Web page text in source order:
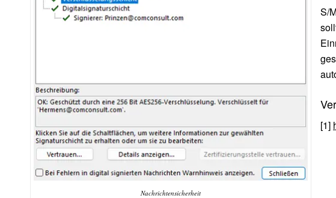
Nachrichtensicherheit
S/
[1]